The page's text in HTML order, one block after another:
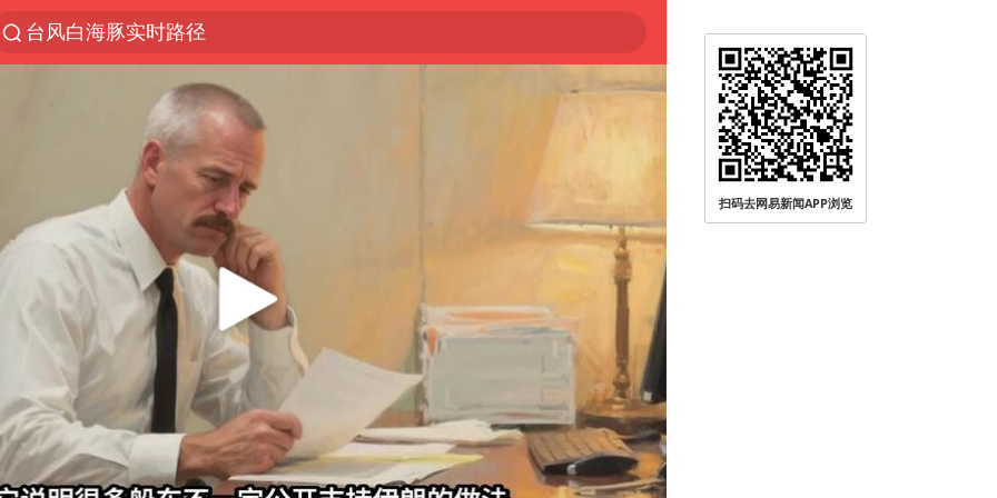
台风白海豚实时路径
秘鲁和墨西哥宣布恢复外交关系
沙特土耳其巴基斯坦签署共同防务协议
中医教你一招提升气血
全球首个长时储能一体化产业园量产
四川宜宾市高县4.9级地震致1人死亡
胜宏科技：股票交易异常波动
中巨芯：上半年归母净利润1405.77万元
美股存储板块集体大跌
U17国足点球大战淘汰河床晋级决赛
扫码去网易新闻APP浏览